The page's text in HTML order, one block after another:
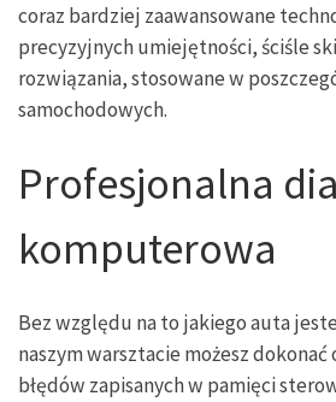
coraz bardziej zaawansowane
precyzyjnych umiejętności, ściśle
rozwiązania, stosowane w
samochodowych.
Profesjonalna
komputerowa
Bez względu na to jakiego auta
naszym warsztacie możesz
błędów zapisanych w pamięci